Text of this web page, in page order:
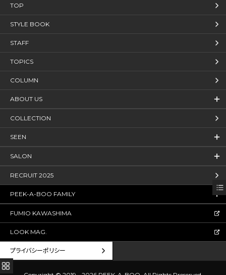
TOP
STYLE BOOK
STAFF
TOPICS
COLUMN
ABOUT US
COLLECTION
SEEN
SALON
RECRUIT 2025
PEEK-A-BOO FAMILY
FUMIO KAWASHIMA
LOOK MAG.
プライバシーポリシー